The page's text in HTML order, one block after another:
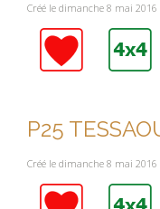
Créé le dimanche 8 mai
P25
Créé le dimanche 8 mai